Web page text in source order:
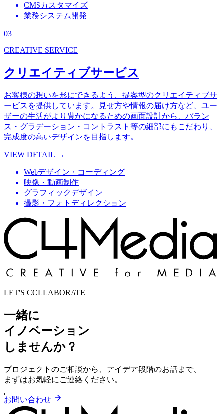
CMSカスタマイズ
業務システム開発
03
CREATIVE SERVICE
クリエイティブサービス
お客様の想いを形にできるよう、提案型のクリエイティブサ
ービスを提供しています。見せ方や情報の届け方など、ユー
ザーの生活がより豊かになるための画面設計から、バラン
ス・グラデーション・コントラスト等の細部にもこだわり、
完成度の高いデザインを目指します。
VIEW DETAIL →
Webデザイン・コーディング
映像・動画制作
グラフィックデザイン
撮影・フォトディレクション
LET'S COLLABORATE
一緒に
イノベーション
しませんか？
プロジェクトのご相談から、アイデア段階のお話まで、
まずはお気軽にご連絡ください。
お問い合わせ